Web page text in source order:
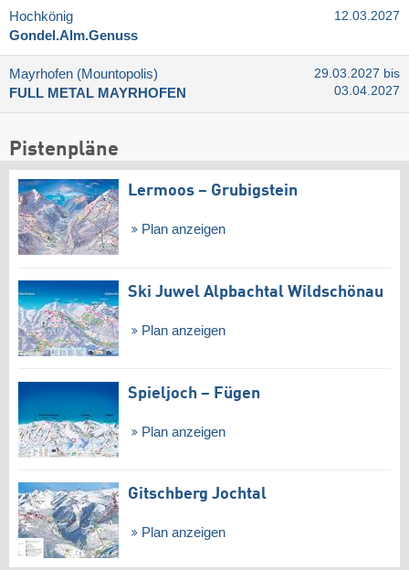
Hochkönig
Gondel.Alm.Genuss
12.03.2027
Mayrhofen (Mountopolis)
FULL METAL MAYRHOFEN
29.03.2027 bis
03.04.2027
Pistenpläne
Lermoos – Grubigstein
Plan anzeigen
Ski Juwel Alpbachtal Wildschönau
Plan anzeigen
Spieljoch – Fügen
Plan anzeigen
Gitschberg Jochtal
Plan anzeigen